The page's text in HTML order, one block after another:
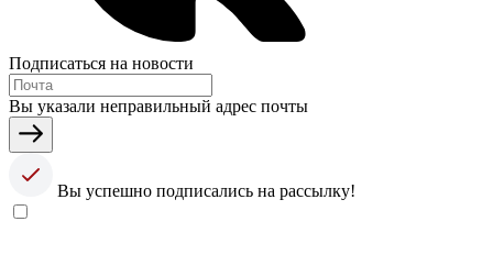
Подписаться на новости
Вы указали неправильный адрес почты
Вы успешно подписались на рассылку!